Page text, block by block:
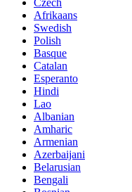
Czech
Afrikaans
Swedish
Polish
Basque
Catalan
Esperanto
Hindi
Lao
Albanian
Amharic
Armenian
Azerbaijani
Belarusian
Bengali